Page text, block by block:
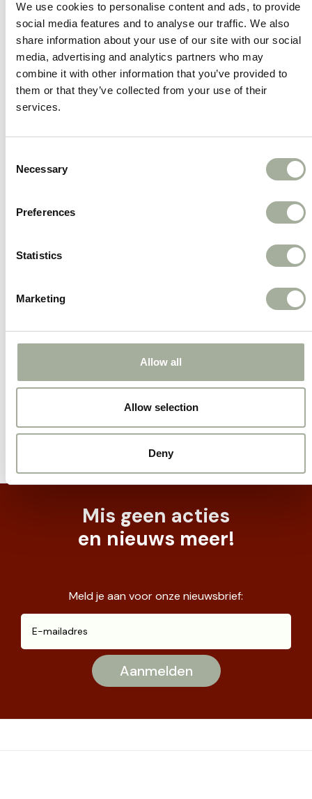
We use cookies to personalise content and ads, to provide
social media features and to analyse our traffic. We also
share information about your use of our site with our social
media, advertising and analytics partners who may
combine it with other information that you’ve provided to
them or that they’ve collected from your use of their
services.
Selection
Necessary
Preferences
Statistics
Marketing
Allow all
Allow selection
Deny
behandeling en controle van spoel-, haak- en
lintwormen bij katten.
Dosering:
2 tot 4 kg halve tablet
mg)
en/of met een gewicht minder dan 0,5 kg.
Inhoud: 2 tabletten
Mis geen acties
en nieuws meer!
Meld je aan voor onze nieuwsbrief: